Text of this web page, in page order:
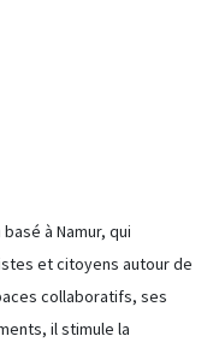
à Namur, qui
et citoyens autour de
collaboratifs, ses
il stimule la